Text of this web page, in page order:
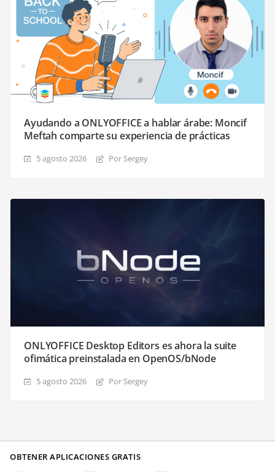
Ayudando a ONLYOFFICE a hablar árabe: Moncif
Meftah comparte su experiencia de prácticas
5 agosto 2026 Por Sergey
ONLYOFFICE Desktop Editors es ahora la suite
ofimática preinstalada en OpenOS/bNode
5 agosto 2026 Por Sergey
OBTENER APLICACIONES GRATIS